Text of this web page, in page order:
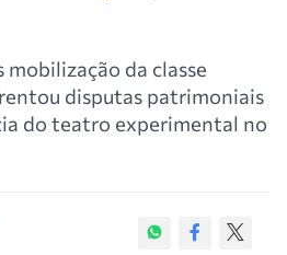
mobilização da classe
disputas patrimoniais
do teatro experimental no